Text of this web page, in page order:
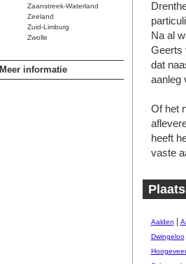
Zaanstreek-Waterland
Zeeland
Zuid-Limburg
Zwolle
Meer informatie
Na al
Geerts
dat
aanleg
Of het
heeft
vaste
Aalden
Dwingeloo